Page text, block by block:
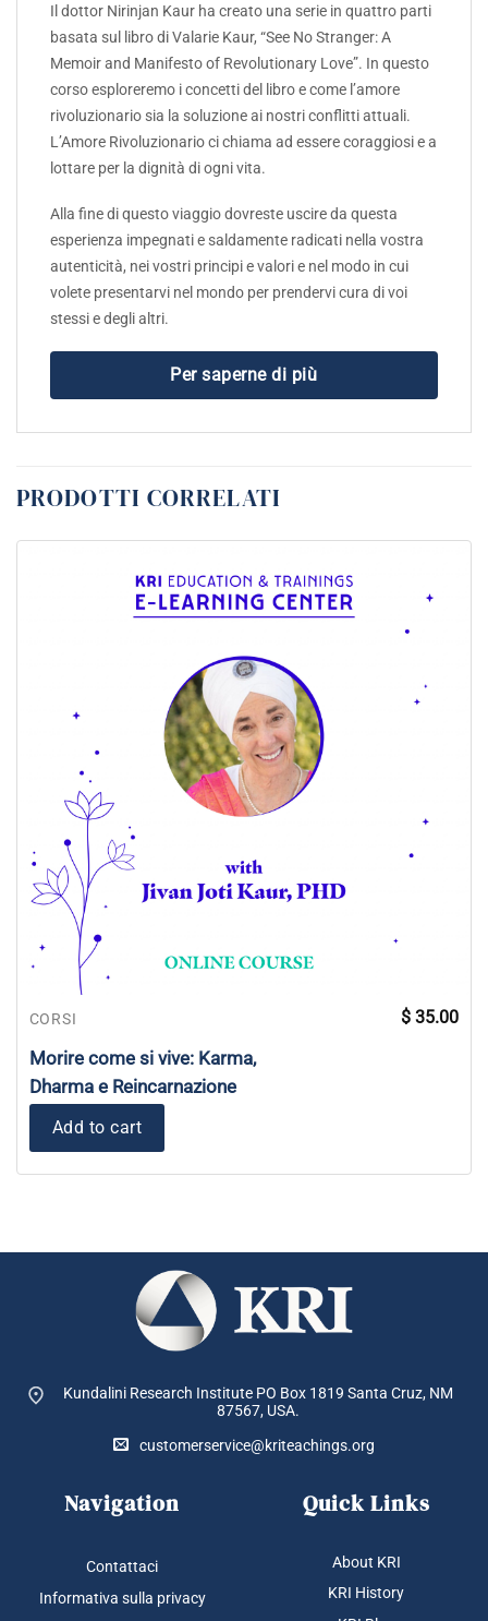
Il dottor Nirinjan Kaur ha creato una serie in quattro parti
basata sul libro di Valarie Kaur, “See No Stranger: A
Memoir and Manifesto of Revolutionary Love”. In questo
corso esploreremo i concetti del libro e come l’amore
rivoluzionario sia la soluzione ai nostri conflitti attuali.
L’Amore Rivoluzionario ci chiama ad essere coraggiosi e a
lottare per la dignità di ogni vita.
Alla fine di questo viaggio dovreste uscire da questa
esperienza impegnati e saldamente radicati nella vostra
autenticità, nei vostri principi e valori e nel modo in cui
volete presentarvi nel mondo per prendervi cura di voi
stessi e degli altri.
Per saperne di più
PRODOTTI CORRELATI
CORSI
Morire come si vive: Karma,
Dharma e Reincarnazione
$ 35.00
Add to cart
Kundalini Research Institute PO Box 1819 Santa Cruz, NM
87567, USA.
customerservice@kriteachings.org
Navigation
Contattaci
Informativa sulla privacy
Quick Links
About KRI
KRI History